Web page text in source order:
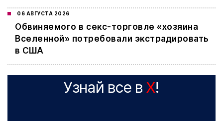
06 АВГУСТА 2026
Обвиняемого в секс-торговле «хозяина
Вселенной» потребовали экстрадировать
в США
Узнай все в X!